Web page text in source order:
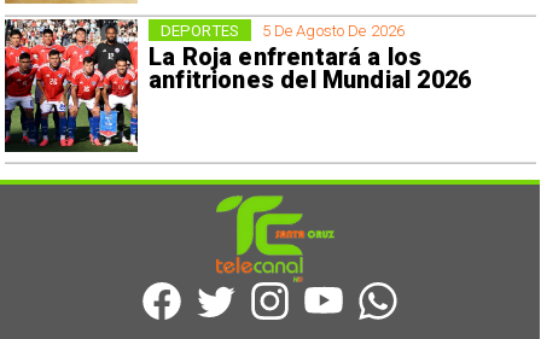
5 De Agosto De 2026
La Roja enfrentará a los
anfitriones del Mundial 2026
DEPORTES